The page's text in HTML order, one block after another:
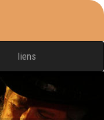
liens